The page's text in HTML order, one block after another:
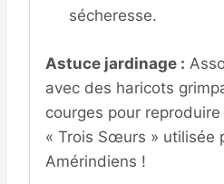
sécheresse.
Astuce jardinage :
avec des haricots
courges pour
« Trois Sœurs » utilisée
Amérindiens !